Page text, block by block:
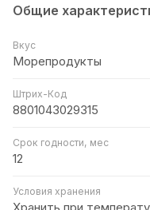
Общие
Вкус
Морепродукты
Штрих-Код
8801043029315
Срок годности, мес
12
Условия хранения